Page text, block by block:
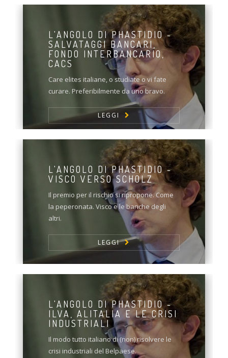
L'ANGOLO DI PHASTIDIO -
SALVATAGGI BANCARI,
FONDO INTERBANCARIO,
CACS
Care elites italiane, o studiate o vi fate
curare. Preferibilmente da uno bravo.
LEGGI
L'ANGOLO DI PHASTIDIO -
VISCO VERSO SCHOLZ
Il premio per il rischio si ripropone. Come
la peperonata. Visco e le banche degli
altri.
LEGGI
L'ANGOLO DI PHASTIDIO -
ILVA, ALITALIA E LE CRISI
INDUSTRIALI
Il modo tutto italiano di (non) risolvere le
crisi industriali del Belpaese.